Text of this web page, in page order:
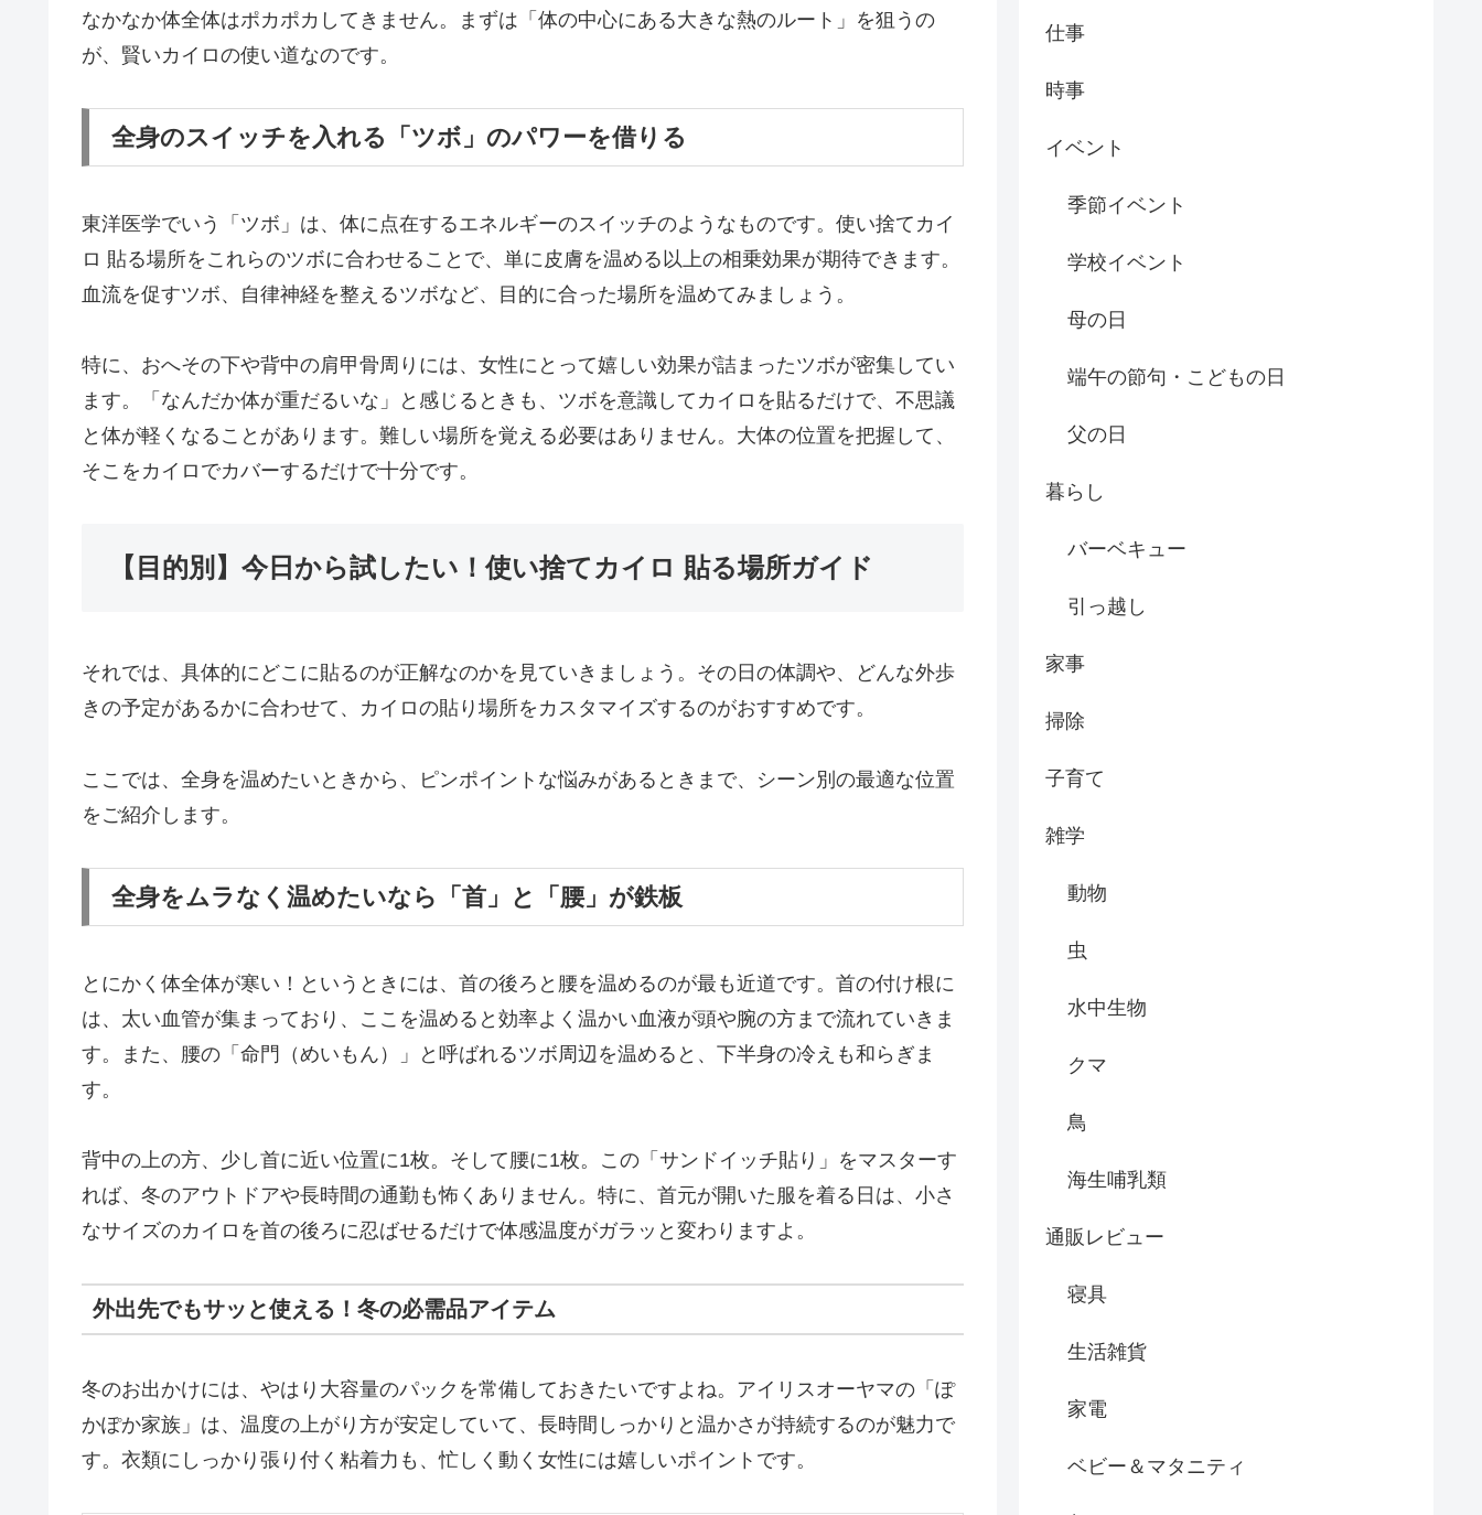
なかなか体全体はポカポカしてきません。まずは「体の中心にある大きな熱のルート」を狙うの
が、賢いカイロの使い道なのです。
全身のスイッチを入れる「ツボ」のパワーを借りる
東洋医学でいう「ツボ」は、体に点在するエネルギーのスイッチのようなものです。使い捨てカイ
ロ 貼る場所をこれらのツボに合わせることで、単に皮膚を温める以上の相乗効果が期待できます。
血流を促すツボ、自律神経を整えるツボなど、目的に合った場所を温めてみましょう。
特に、おへその下や背中の肩甲骨周りには、女性にとって嬉しい効果が詰まったツボが密集してい
ます。「なんだか体が重だるいな」と感じるときも、ツボを意識してカイロを貼るだけで、不思議
と体が軽くなることがあります。難しい場所を覚える必要はありません。大体の位置を把握して、
そこをカイロでカバーするだけで十分です。
【目的別】今日から試したい！使い捨てカイロ 貼る場所ガイド
それでは、具体的にどこに貼るのが正解なのかを見ていきましょう。その日の体調や、どんな外歩
きの予定があるかに合わせて、カイロの貼り場所をカスタマイズするのがおすすめです。
ここでは、全身を温めたいときから、ピンポイントな悩みがあるときまで、シーン別の最適な位置
をご紹介します。
全身をムラなく温めたいなら「首」と「腰」が鉄板
とにかく体全体が寒い！というときには、首の後ろと腰を温めるのが最も近道です。首の付け根に
は、太い血管が集まっており、ここを温めると効率よく温かい血液が頭や腕の方まで流れていきま
す。また、腰の「命門（めいもん）」と呼ばれるツボ周辺を温めると、下半身の冷えも和らぎま
す。
背中の上の方、少し首に近い位置に1枚。そして腰に1枚。この「サンドイッチ貼り」をマスターす
れば、冬のアウトドアや長時間の通勤も怖くありません。特に、首元が開いた服を着る日は、小さ
なサイズのカイロを首の後ろに忍ばせるだけで体感温度がガラッと変わりますよ。
外出先でもサッと使える！冬の必需品アイテム
冬のお出かけには、やはり大容量のパックを常備しておきたいですよね。アイリスオーヤマの「ぽ
かぽか家族」は、温度の上がり方が安定していて、長時間しっかりと温かさが持続するのが魅力で
す。衣類にしっかり張り付く粘着力も、忙しく動く女性には嬉しいポイントです。
仕事
時事
イベント
季節イベント
学校イベント
母の日
端午の節句・こどもの日
父の日
暮らし
バーベキュー
引っ越し
家事
掃除
子育て
雑学
動物
虫
水中生物
クマ
鳥
海生哺乳類
通販レビュー
寝具
生活雑貨
家電
ベビー＆マタニティ